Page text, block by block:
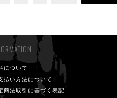
について
払い方法について
商法取引に基づく表記